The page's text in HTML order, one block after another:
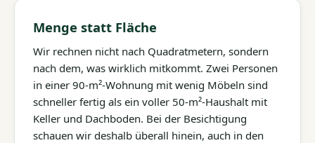
Menge statt Fläche
Wir rechnen nicht nach Quadratmetern, sondern
nach dem, was wirklich mitkommt. Zwei Personen
in einer 90-m²-Wohnung mit wenig Möbeln sind
schneller fertig als ein voller 50-m²-Haushalt mit
Keller und Dachboden. Bei der Besichtigung
schauen wir deshalb überall hinein, auch in den